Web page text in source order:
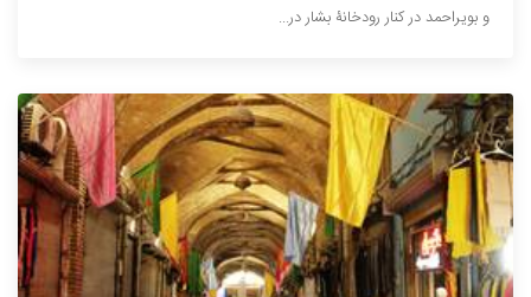
و بویراحمد در کنار رودخانۀ بشار در...